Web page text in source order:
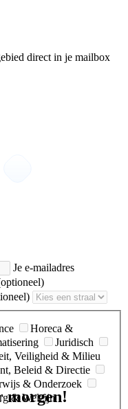
direct in je mailbox
Je e-mailadres
Horeca &
Juridisch
Veiligheid & Milieu
Beleid & Directie
& Onderzoek
& Welzijn
morgen!